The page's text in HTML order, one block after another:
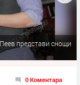
представи снощи
0 Коментара